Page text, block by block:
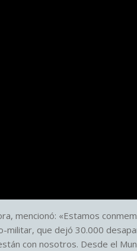
mencionó: «Estamos
militar, que dejó 30.000
con nosotros. Desde el